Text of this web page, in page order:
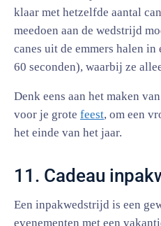
klaar met hetzelfde aantal
meedoen aan de wedstrijd
canes uit de emmers halen
60 seconden), waarbij ze
Denk eens aan het maken
voor je grote feest, om een
het einde van het jaar.
11. Cadeau
Een inpakwedstrijd is een
evenementen met een